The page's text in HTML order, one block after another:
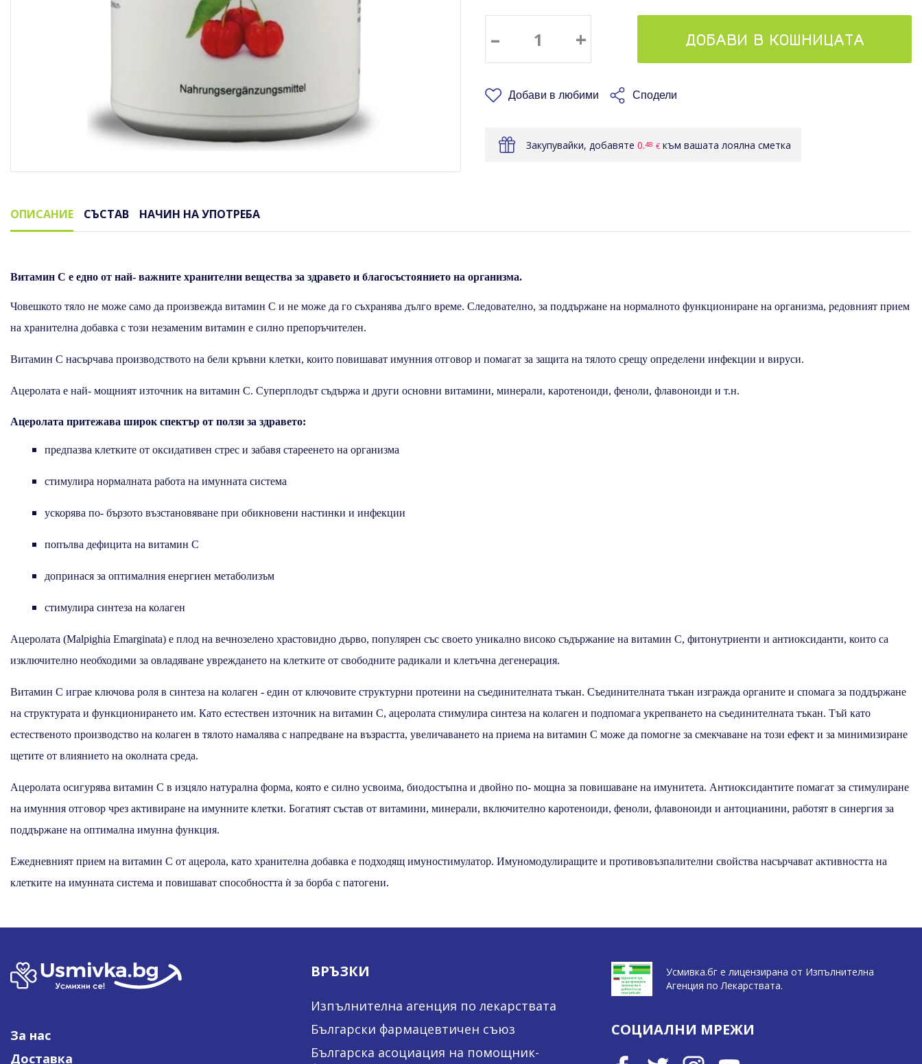
– + ДОБАВИ В КОШНИЦАТА
Добави в любими Сподели
Закупувайки, добавяте 0.48 € към вашата лоялна сметка
ОПИСАНИЕ СЪСТАВ НАЧИН НА УПОТРЕБА
Витамин С е едно от най- важните хранителни вещества за здравето и благосъстоянието на организма.
Човешкото тяло не може само да произвежда витамин С и не може да го съхранява дълго време. Следователно, за поддържане на нормалното функциониране на организма, редовният прием
на хранителна добавка с този незаменим витамин e силно препоръчителен.
Витамин С насърчава производството на бели кръвни клетки, които повишават имунния отговор и помагат за защита на тялото срещу определени инфекции и вируси.
Ацеролата е най- мощният източник на витамин С. Суперплодът съдържа и други основни витамини, минерали, каротеноиди, феноли, флавоноиди и т.н.
Ацеролата притежава широк спектър от ползи за здравето:
предпазва клетките от оксидативен стрес и забавя стареенето на организма
стимулира нормалната работа на имунната система
ускорява по- бързото възстановяване при обикновени настинки и инфекции
попълва дефицита на витамин С
допринася за оптималния енергиен метаболизъм
стимулира синтеза на колаген
Ацеролата (Malpighia Emarginata) е плод на вечнозелено храстовидно дърво, популярен със своето уникално високо съдържание на витамин С, фитонутриенти и антиоксиданти, които са
изключително необходими за овладяване увреждането на клетките от свободните радикали и клетъчна дегенерация.
Витамин С играе ключова роля в синтеза на колаген - един от ключовите структурни протеини на съединителната тъкан. Съединителната тъкан изгражда органите и спомага за поддържане
на структурата и функционирането им. Като естествен източник на витамин С, ацеролата стимулира синтеза на колаген и подпомага укрепването на съединителната тъкан. Тъй като
естественото производство на колаген в тялото намалява с напредване на възрастта, увеличаването на приема на витамин С може да помогне за смекчаване на този ефект и за минимизиране
щетите от влиянието на околната среда.
Ацеролата осигурява витамин С в изцяло натурална форма, която е силно усвоима, биодостъпна и двойно по- мощна за повишаване на имунитета. Антиоксидантите помагат за стимулиране
на имунния отговор чрез активиране на имунните клетки. Богатият състав от витамини, минерали, включително каротеноиди, феноли, флавоноиди и антоцианини, работят в синергия за
поддържане на оптимална имунна функция.
Ежедневният прием на витамин С от ацерола, като хранителна добавка е подходящ имуностимулатор. Имуномодулиращите и противовъзпалителни свойства насърчават активността на
клетките на имунната система и повишават способността ѝ за борба с патогени.
За нас
Доставка
ВРЪЗКИ
Изпълнителна агенция по лекарствата
Български фармацевтичен съюз
Българска асоциация на помощник-
Усмивка.бг е лицензирана от Изпълнителна
Агенция по Лекарствата.
СОЦИАЛНИ МРЕЖИ